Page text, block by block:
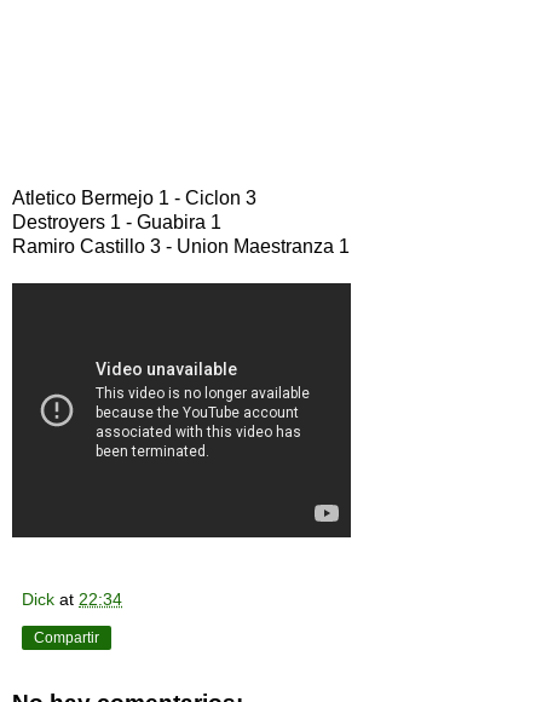
Atletico Bermejo 1 - Ciclon 3
Destroyers 1 - Guabira 1
Ramiro Castillo 3 - Union Maestranza 1
Dick at 22:34
Compartir